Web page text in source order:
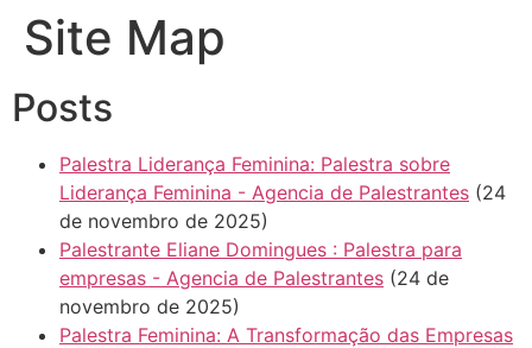
Site Map
Posts
Palestra Liderança Feminina: Palestra sobre
Liderança Feminina - Agencia de Palestrantes (24
de novembro de 2025)
Palestrante Eliane Domingues : Palestra para
empresas - Agencia de Palestrantes (24 de
novembro de 2025)
Palestra Feminina: A Transformação das Empresas